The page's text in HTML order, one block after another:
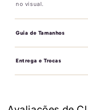
no visual.
Guia de Tamanhos
Entrega e Trocas